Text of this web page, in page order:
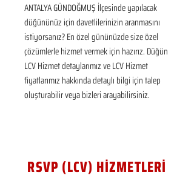
ANTALYA GÜNDOĞMUŞ İlçesinde yapılacak
düğününüz için davetlilerinizin aranmasını
istiyorsanız? En özel gününüzde size özel
çözümlerle hizmet vermek için hazırız. Düğün
LCV Hizmet detaylarımız ve LCV Hizmet
fiyatlarımız hakkında detaylı bilgi için talep
oluşturabilir veya bizleri arayabilirsiniz.
RSVP (LCV) HİZMETLERİ